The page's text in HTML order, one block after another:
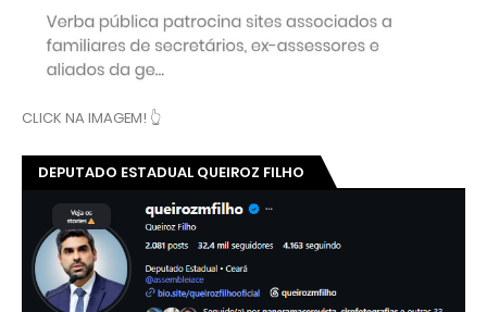
CLICK NA IMAGEM! 👆
DEPUTADO ESTADUAL QUEIROZ FILHO